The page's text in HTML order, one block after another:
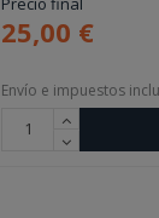
25,00 €
Envío e impuestos